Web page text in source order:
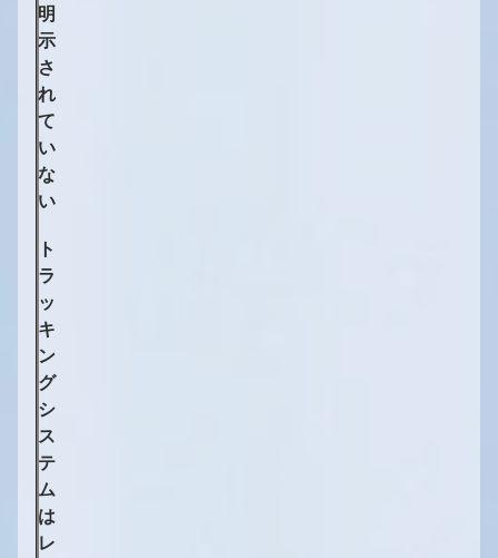
明
示
さ
れ
て
い
な
い
ト
ラ
ッ
キ
ン
グ
シ
ス
テ
ム
は
レ